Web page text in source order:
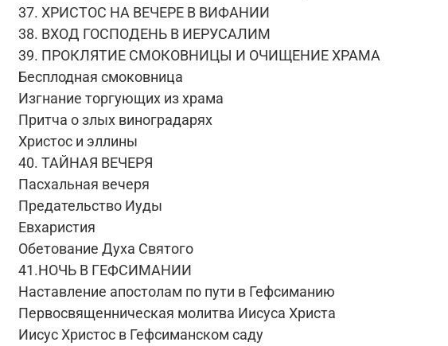
37. ХРИСТОС НА ВЕЧЕРЕ В ВИФАНИИ
38. ВХОД ГОСПОДЕНЬ В ИЕРУСАЛИМ
39. ПРОКЛЯТИЕ СМОКОВНИЦЫ И ОЧИЩЕНИЕ ХРАМА
Бесплодная смоковница
Изгнание торгующих из храма
Притча о злых виноградарях
Христос и эллины
40. ТАЙНАЯ ВЕЧЕРЯ
Пасхальная вечеря
Предательство Иуды
Евхаристия
Обетование Духа Святого
41.НОЧЬ В ГЕФСИМАНИИ
Наставление апостолам по пути в Гефсиманию
Первосвященническая молитва Иисуса Христа
Иисус Христос в Гефсиманском саду